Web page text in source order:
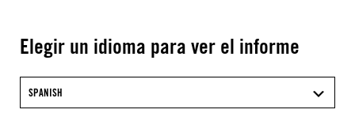
Elegir un idioma para ver el informe
SPANISH